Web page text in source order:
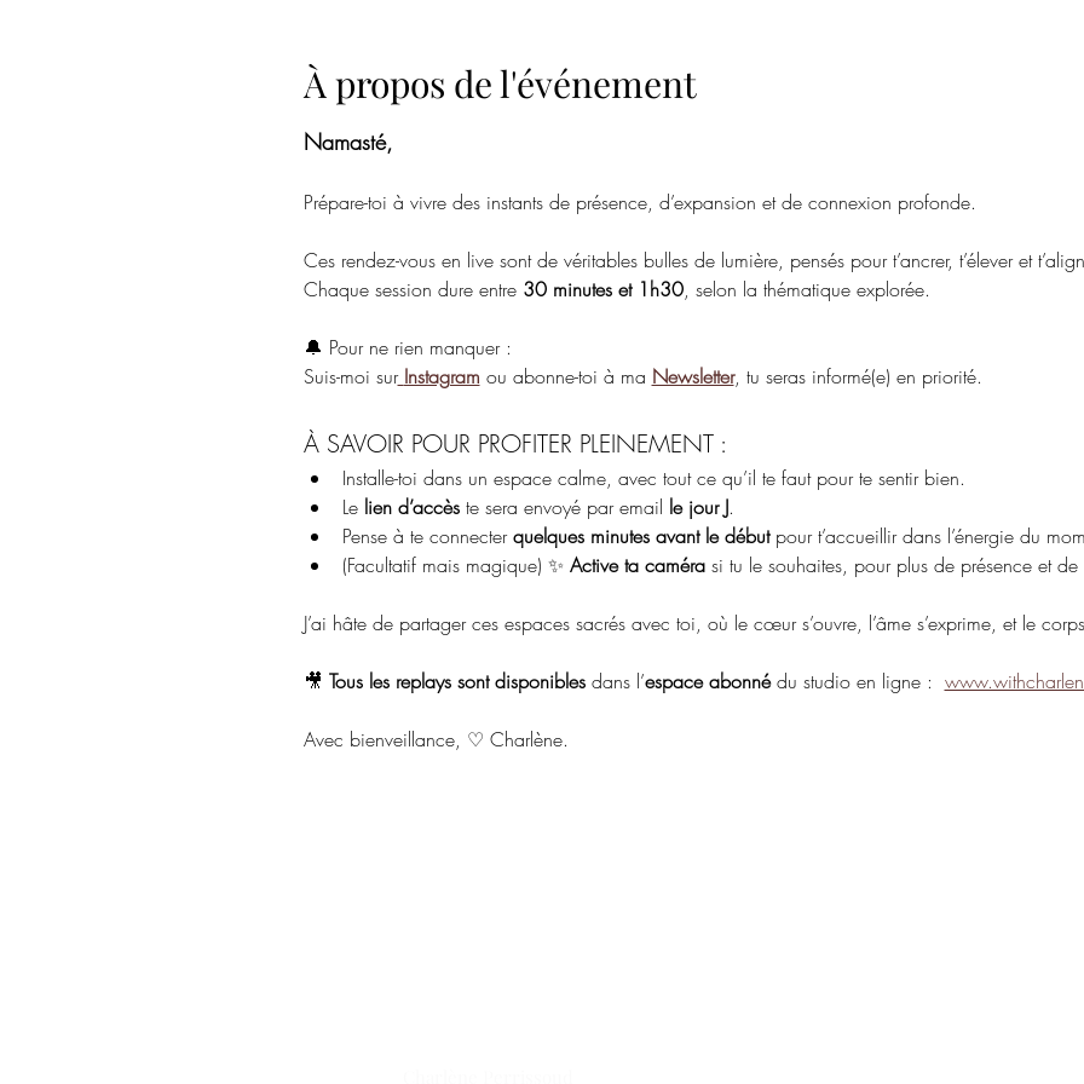
À propos de l'événement
Namasté,
Prépare-toi à vivre des instants de présence, d’expansion et de connexion profonde.
Ces rendez-vous en live sont de véritables bulles de lumière, pensés pour t’ancrer, t’élever et
Chaque session dure entre 30 minutes et 1h30, selon la thématique explorée.
🔔 Pour ne rien manquer :
Suis-moi sur Instagram ou abonne-toi à ma Newsletter, tu seras informé(e) en priorité.
À SAVOIR POUR PROFITER PLEINEMENT :
Installe-toi dans un espace calme, avec tout ce qu’il te faut pour te sentir bien.
Le lien d’accès te sera envoyé par email le jour J.
Pense à te connecter quelques minutes avant le début pour t’accueillir dans l’énergie du
(Facultatif mais magique) ✨ Active ta caméra si tu le souhaites, pour plus de présence et
J’ai hâte de partager ces espaces sacrés avec toi, où le cœur s’ouvre, l’âme s’exprime, et le
🎥 Tous les replays sont disponibles dans l’espace abonné du studio en ligne :
Avec bienveillance, ♡ Charlène.